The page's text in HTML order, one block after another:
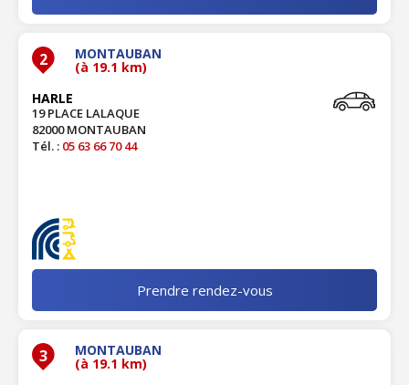
2 MONTAUBAN
(à 19.1 km)
HARLE
19 PLACE LALAQUE
82000 MONTAUBAN
Tél. : 05 63 66 70 44
Prendre rendez-vous
3 MONTAUBAN
(à 19.1 km)